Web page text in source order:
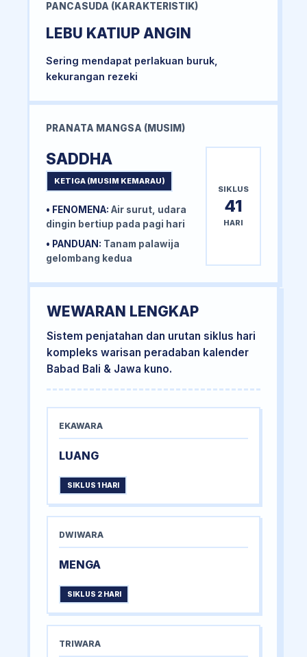
PANCASUDA (KARAKTERISTIK)
LEBU KATIUP ANGIN
Sering mendapat perlakuan buruk,
kekurangan rezeki
PRANATA MANGSA (MUSIM)
SADDHA
KETIGA (MUSIM KEMARAU)
• FENOMENA: Air surut, udara
dingin bertiup pada pagi hari
• PANDUAN: Tanam palawija
gelombang kedua
SIKLUS
41
HARI
WEWARAN LENGKAP
Sistem penjatahan dan urutan siklus hari
kompleks warisan peradaban kalender
Babad Bali & Jawa kuno.
EKAWARA
LUANG
SIKLUS 1 HARI
DWIWARA
MENGA
SIKLUS 2 HARI
TRIWARA